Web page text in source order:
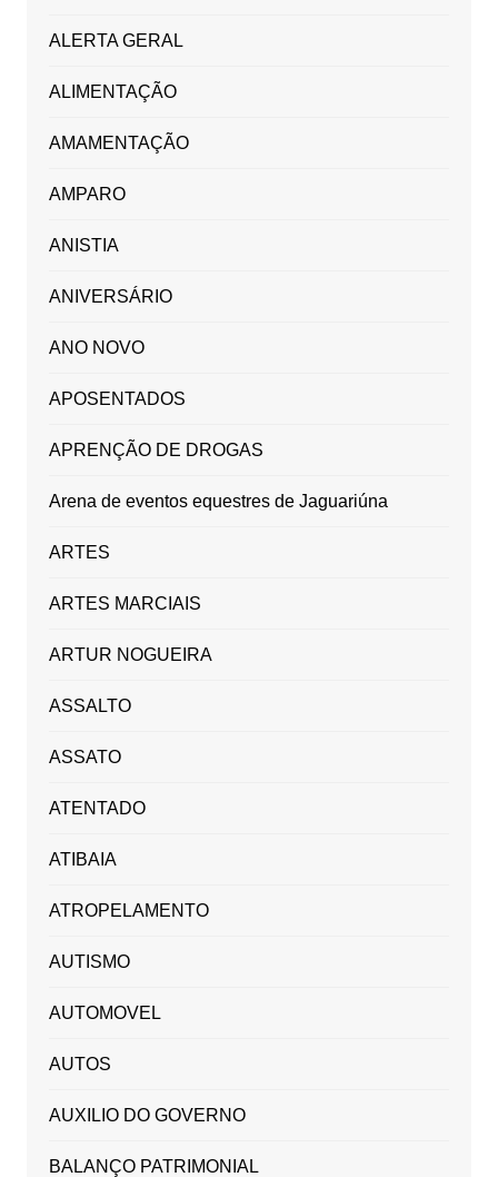
ALERTA GERAL
ALIMENTAÇÃO
AMAMENTAÇÃO
AMPARO
ANISTIA
ANIVERSÁRIO
ANO NOVO
APOSENTADOS
APRENÇÃO DE DROGAS
Arena de eventos equestres de Jaguariúna
ARTES
ARTES MARCIAIS
ARTUR NOGUEIRA
ASSALTO
ASSATO
ATENTADO
ATIBAIA
ATROPELAMENTO
AUTISMO
AUTOMOVEL
AUTOS
AUXILIO DO GOVERNO
BALANÇO PATRIMONIAL